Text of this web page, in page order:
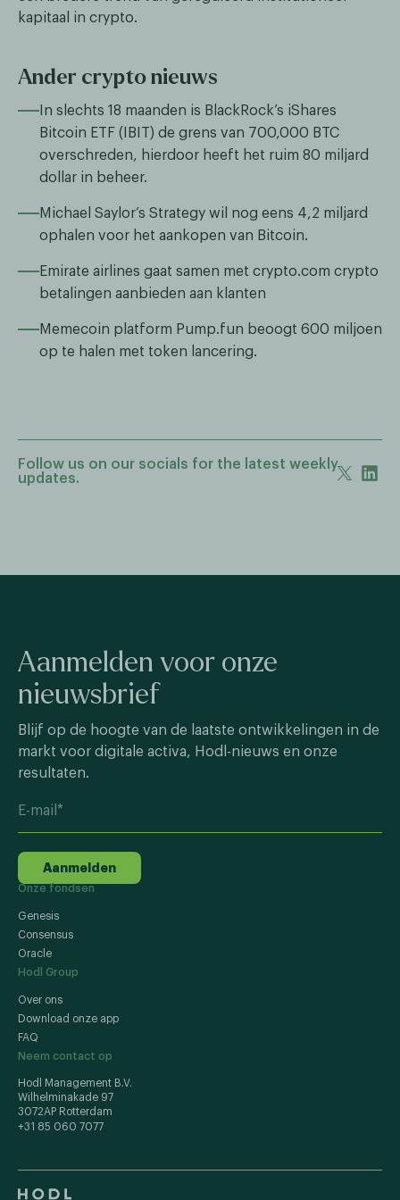
kapitaal in crypto.
Ander crypto nieuws
In slechts 18 maanden is BlackRock’s iShares
Bitcoin ETF (IBIT) de grens van 700,000 BTC
overschreden, hierdoor heeft het ruim 80 miljard
dollar in beheer.
Michael Saylor’s Strategy wil nog eens 4,2 miljard
ophalen voor het aankopen van Bitcoin.
Emirate airlines gaat samen met crypto.com crypto
betalingen aanbieden aan klanten
Memecoin platform Pump.fun beoogt 600 miljoen
op te halen met token lancering.
Follow us on our socials for the latest weekly
updates.
Aanmelden voor onze
nieuwsbrief
Blijf op de hoogte van de laatste ontwikkelingen in de
markt voor digitale activa, Hodl-nieuws en onze
resultaten.
Aanmelden
Onze fondsen
Genesis
Consensus
Oracle
Hodl Group
Over ons
Download onze app
FAQ
Neem contact op
Hodl Management B.V.
Wilhelminakade 97
3072AP Rotterdam
+31 85 060 7077